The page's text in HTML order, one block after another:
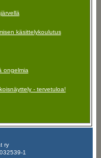
käsittelykoulutus
ongelmia
- tervetuloa!
ry
1